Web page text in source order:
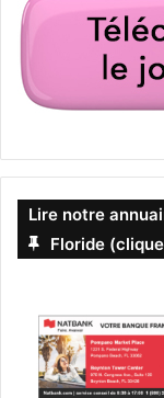
Lire notre
Floride